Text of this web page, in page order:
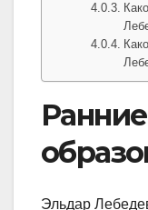
Эльдар